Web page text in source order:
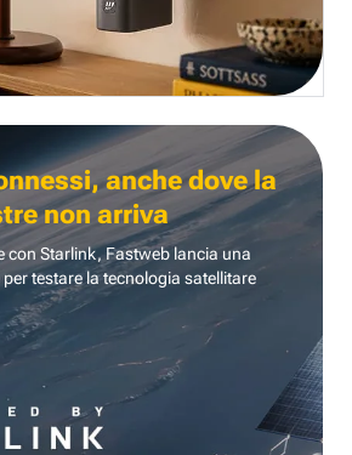
anche dove la
non arriva
con Starlink, Fastweb lancia una
testare la tecnologia satellitare